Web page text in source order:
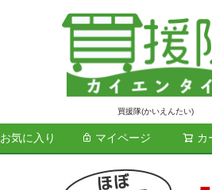
買援隊(かいえんたい)
お気に入り マイページ カ